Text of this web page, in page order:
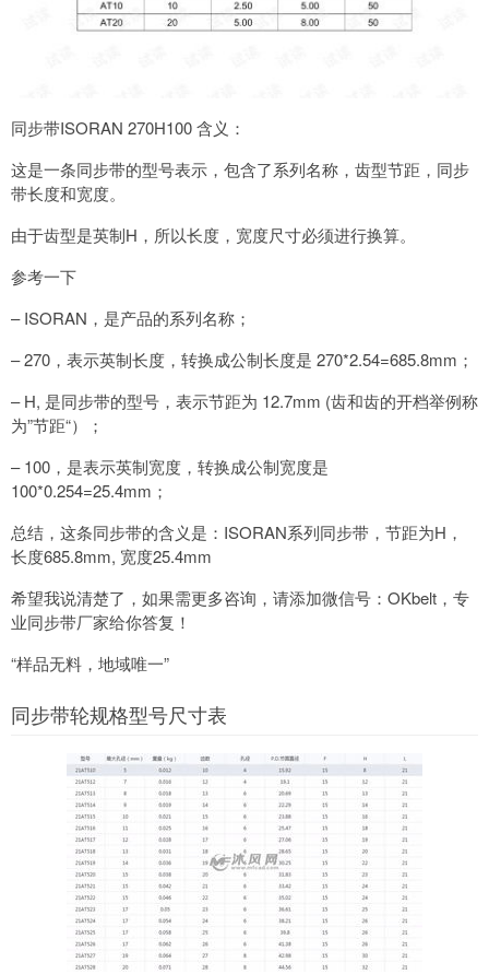
同步带ISORAN 270H100 含义：
这是一条同步带的型号表示，包含了系列名称，齿型节距，同步
带长度和宽度。
由于齿型是英制H，所以长度，宽度尺寸必须进行换算。
参考一下
– ISORAN，是产品的系列名称；
– 270，表示英制长度，转换成公制长度是 270*2.54=685.8mm；
– H, 是同步带的型号，表示节距为 12.7mm (齿和齿的开档举例称
为”节距“）；
– 100，是表示英制宽度，转换成公制宽度是
100*0.254=25.4mm；
总结，这条同步带的含义是：ISORAN系列同步带，节距为H，
长度685.8mm, 宽度25.4mm
希望我说清楚了，如果需更多咨询，请添加微信号：OKbelt，专
业同步带厂家给你答复！
“样品无料，地域唯一”
同步带轮规格型号尺寸表